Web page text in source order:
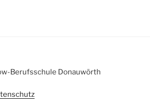
Berufsschule Donauwörth